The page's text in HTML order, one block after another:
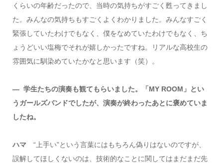
くらいの年齢だったので、当時の気持ちがすごく甦ってきまし
た。みんなの気持ちもすごくよくわかりました。みんなすごく
緊張していたわけでもなく、僕をなめていたわけでもなく、ち
ょうどいい塩梅でそれが嬉しかったですね。リアルな高校生の
雰囲気に馴染めていたかなと思います（笑）。
― 学生たちの演奏も観てもらいました。「MY ROOM」とい
うガールズバンドでしたが、演奏が終わったあとに褒めていま
したね。
ハマ “上手い”という言葉にはもちろん偽りはないのですが、
誤解してほしくないのは、技術的なことに関してはまだまだ先